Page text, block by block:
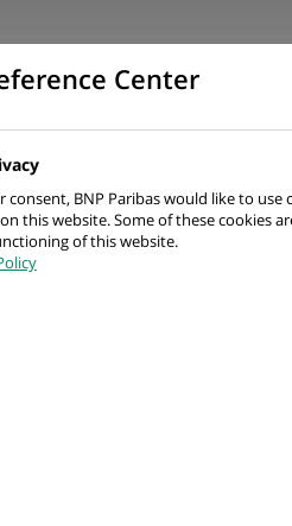
, MS SQL
Center
consent, BNP Paribas would like to use
this website. Some of these cookies
of this website.